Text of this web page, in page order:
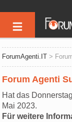
ForumAgenti.IT >
Forum Agenti
Hat das
Mai 2023.
Für weitere